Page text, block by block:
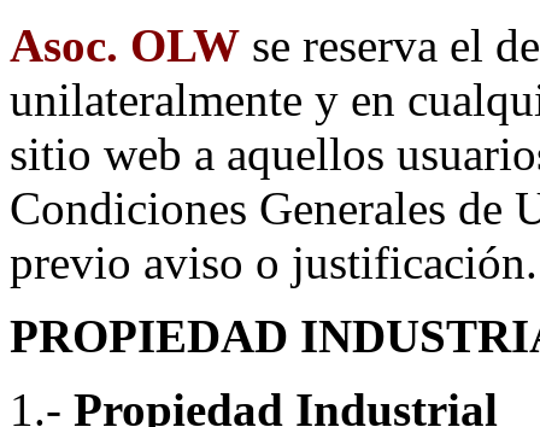
Asoc. OLW se reserva el
unilateralmente y en
sitio web a aquellos
Condiciones Generales de
previo aviso o justificación.
PROPIEDAD
1.- Propiedad Industrial